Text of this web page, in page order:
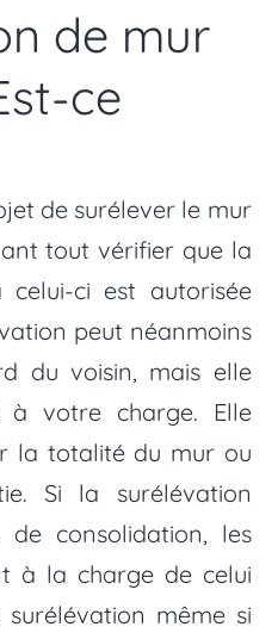
de mur
ce
de surélever le mur
tout vérifier que la
celui-ci est autorisée
peut néanmoins
du voisin, mais elle
à votre charge. Elle
la totalité du mur ou
Si la surélévation
consolidation, les
à la charge de celui
même si